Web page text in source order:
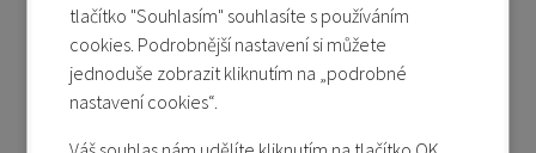
tlačítko "Souhlasím" souhlasíte s používáním
cookies. Podrobnější nastavení si můžete
jednoduše zobrazit kliknutím na „podrobné
nastavení cookies“.
Detail produktu
Přidat do porovnání
Doprava zdarma